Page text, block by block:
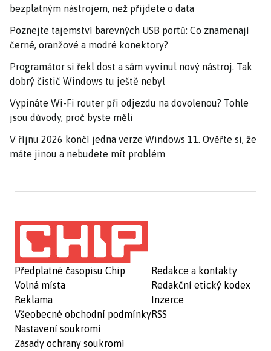
bezplatným nástrojem, než přijdete o data
Poznejte tajemství barevných USB portů: Co znamenají
černé, oranžové a modré konektory?
Programátor si řekl dost a sám vyvinul nový nástroj. Tak
dobrý čistič Windows tu ještě nebyl
Vypínáte Wi-Fi router při odjezdu na dovolenou? Tohle
jsou důvody, proč byste měli
V říjnu 2026 končí jedna verze Windows 11. Ověřte si, že
máte jinou a nebudete mít problém
Předplatné časopisu Chip
Volná místa
Reklama
Všeobecné obchodní podmínky
Nastavení soukromí
Zásady ochrany soukromí
Redakce a kontakty
Redakční etický kodex
Inzerce
RSS